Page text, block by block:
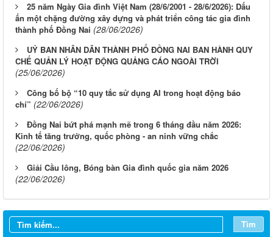
25 năm Ngày Gia đình Việt Nam (28/6/2001 - 28/6/2026): Dấu
ấn một chặng đường xây dựng và phát triển công tác gia đình
thành phố Đồng Nai (28/06/2026)
UỶ BAN NHÂN DÂN THÀNH PHỐ ĐỒNG NAI BAN HÀNH QUY
CHẾ QUẢN LÝ HOẠT ĐỘNG QUẢNG CÁO NGOÀI TRỜI
(25/06/2026)
Công bố bộ “10 quy tắc sử dụng AI trong hoạt động báo
chí” (22/06/2026)
Đồng Nai bứt phá mạnh mẽ trong 6 tháng đầu năm 2026:
Kinh tế tăng trưởng, quốc phòng - an ninh vững chắc
(22/06/2026)
Giải Cầu lông, Bóng bàn Gia đình quốc gia năm 2026
(22/06/2026)
Tìm